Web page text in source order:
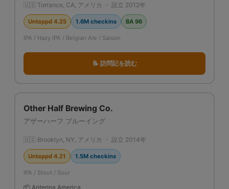
🇺🇸 Torrance, CA, アメリカ ・ 設立 2012年
Untappd 4.25 1.6M checkins BA 96
IPA / Hazy IPA / Belgian Ale / Saison
📝 訪問記を読む
Other Half Brewing Co.
アザーハーフ ブルーイング
🇺🇸 Brooklyn, NY, アメリカ ・ 設立 2014年
Untappd 4.21 1.5M checkins
IPA / Stout / Sour
📦 Antenna America